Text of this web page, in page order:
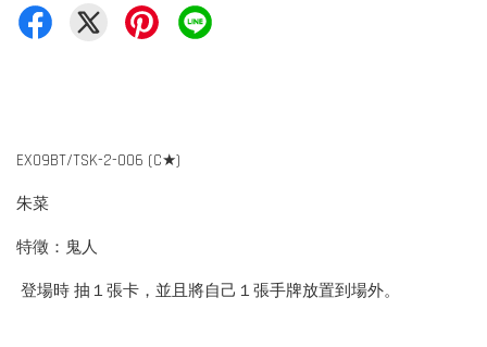
EX09BT/TSK-2-006 (C★)
朱菜
特徵：鬼人
登場時 抽１張卡，並且將自己１張手牌放置到場外。